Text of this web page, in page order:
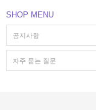
SHOP MENU
공지사항
자주 묻는 질문